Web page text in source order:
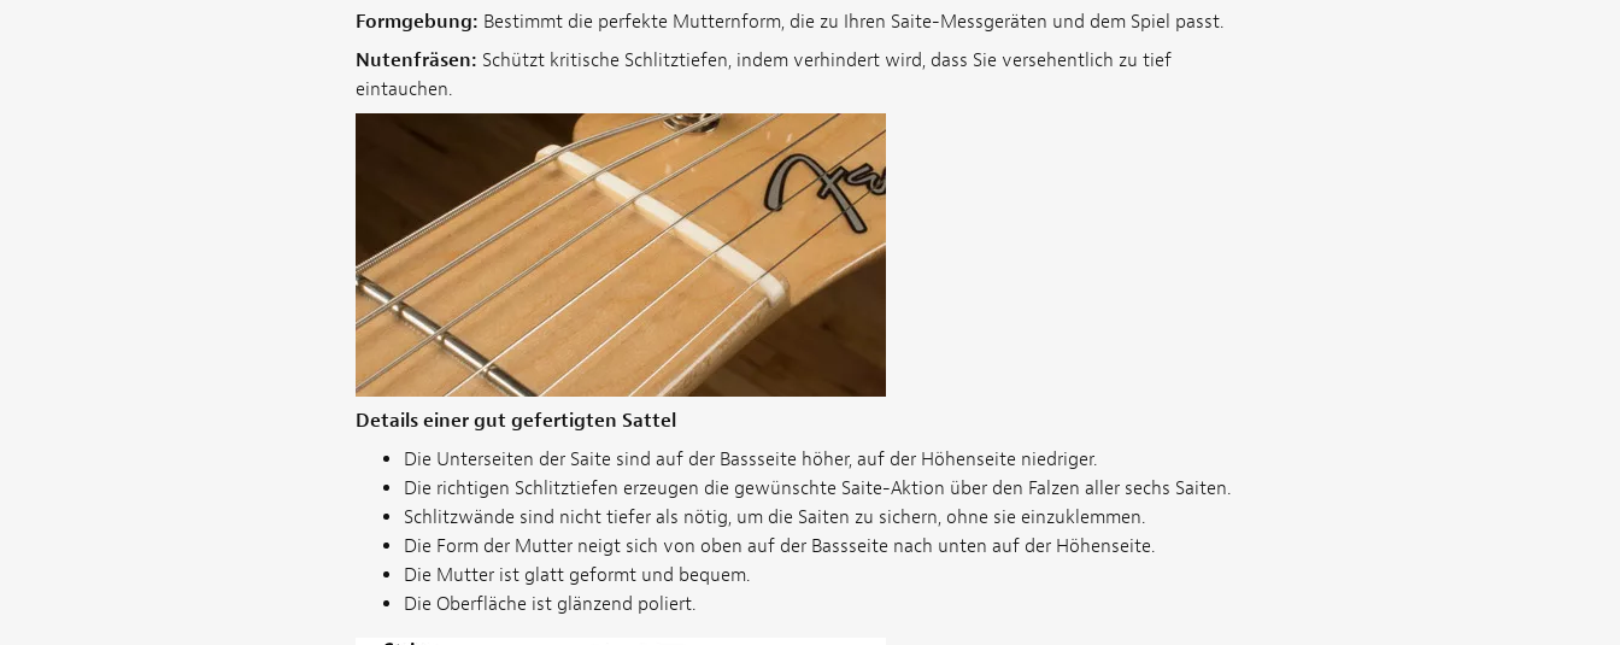
Formgebung: Bestimmt die perfekte Mutternform, die zu Ihren Saite-Messgeräten und dem Spiel passt.
Nutenfräsen: Schützt kritische Schlitztiefen, indem verhindert wird, dass Sie versehentlich zu tief
eintauchen.
Details einer gut gefertigten Sattel
Die Unterseiten der Saite sind auf der Bassseite höher, auf der Höhenseite niedriger.
Die richtigen Schlitztiefen erzeugen die gewünschte Saite-Aktion über den Falzen aller sechs Saiten.
Schlitzwände sind nicht tiefer als nötig, um die Saiten zu sichern, ohne sie einzuklemmen.
Die Form der Mutter neigt sich von oben auf der Bassseite nach unten auf der Höhenseite.
Die Mutter ist glatt geformt und bequem.
Die Oberfläche ist glänzend poliert.